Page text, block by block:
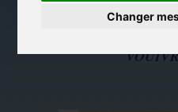
Changer